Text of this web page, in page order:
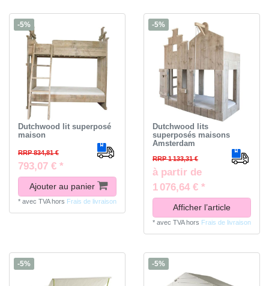
-5%
Dutchwood lit superposé
maison
RRP 834,81 €
793,07 € *
Ajouter au panier
* avec TVAhors Frais de livraison
-5%
Dutchwood lits
superposés maisons
Amsterdam
RRP 1 133,31 €
à partir de
1 076,64 € *
Afficher l’article
* avec TVAhors Frais de livraison
-5% -5%